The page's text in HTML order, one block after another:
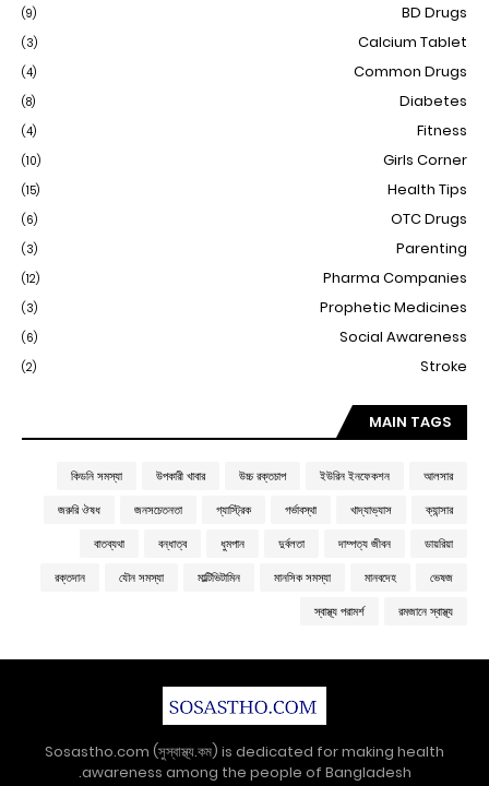
BD Drugs
(9)
Calcium Tablet
(3)
Common Drugs
(4)
Diabetes
(8)
Fitness
(4)
Girls Corner
(10)
Health Tips
(15)
OTC Drugs
(6)
Parenting
(3)
Pharma Companies
(12)
Prophetic Medicines
(3)
Social Awareness
(6)
Stroke
(2)
MAIN TAGS
আলসার
ইউরিন ইনফেকশন
উচ্চ রক্তচাপ
উপকারী খাবার
কিডনি সমস্যা
ক্যান্সার
খাদ্যাভ্যাস
গর্ভাবস্থা
গ্যাস্ট্রিক
জনসচেতনতা
জরুরি ঔষধ
ডায়রিয়া
দাম্পত্য জীবন
দুর্বলতা
ধুমপান
বন্ধাত্ব
বাতব্যথা
ভেষজ
মানবদেহ
মানসিক সমস্যা
মাল্টিভিটামিন
যৌন সমস্যা
রক্তদান
রমজানে স্বাস্থ্য
স্বাস্থ্য পরামর্শ
Sosastho.com (সুস্বাস্থ্য.কম) is dedicated for making health
awareness among the people of Bangladesh.